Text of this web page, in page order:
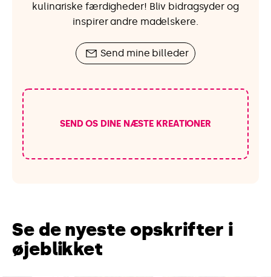
kulinariske færdigheder! Bliv bidragsyder og
inspirer andre madelskere.
Send mine billeder
SEND OS DINE NÆSTE KREATIONER
Se de nyeste opskrifter i
øjeblikket